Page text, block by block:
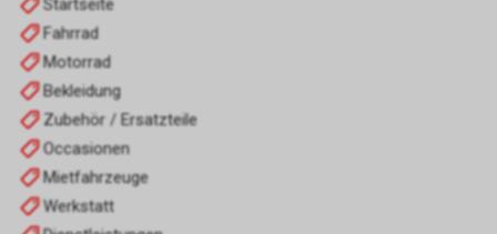
Startseite
Fahrrad
Motorrad
Bekleidung
Zubehör / Ersatzteile
Occasionen
Mietfahrzeuge
Werkstatt